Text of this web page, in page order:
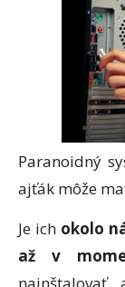
Paranoidný
ajťák môže
Je ichokolo
až v